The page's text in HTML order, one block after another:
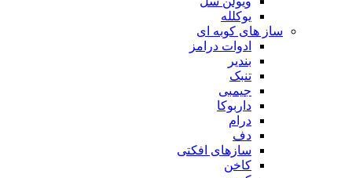
یوکلله
ساز های کوبه ای
ادوات درامز
بندیر
تنبک
جیمبی
داربوکا
درام
دف
سازهای افکتی
کاخن